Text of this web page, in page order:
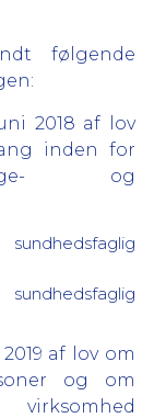
følgende
2018 af lov
inden for
og
af lov om
og om